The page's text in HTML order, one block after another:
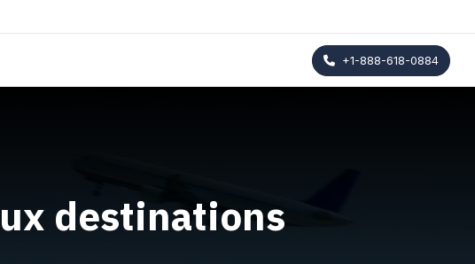
+1-888-618-0884
destinations